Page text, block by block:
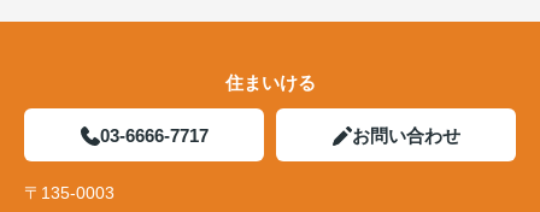
住まいける
03-6666-7717 お問い合わせ
〒135-0003